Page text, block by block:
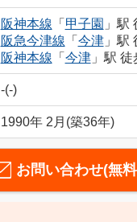
阪神本線 「 甲子園 」駅
阪急今津線 「 今津」駅
阪神本線 「 今津」駅 徒
-(-)
1990年 2月(築36年)
お問い合わせ(無